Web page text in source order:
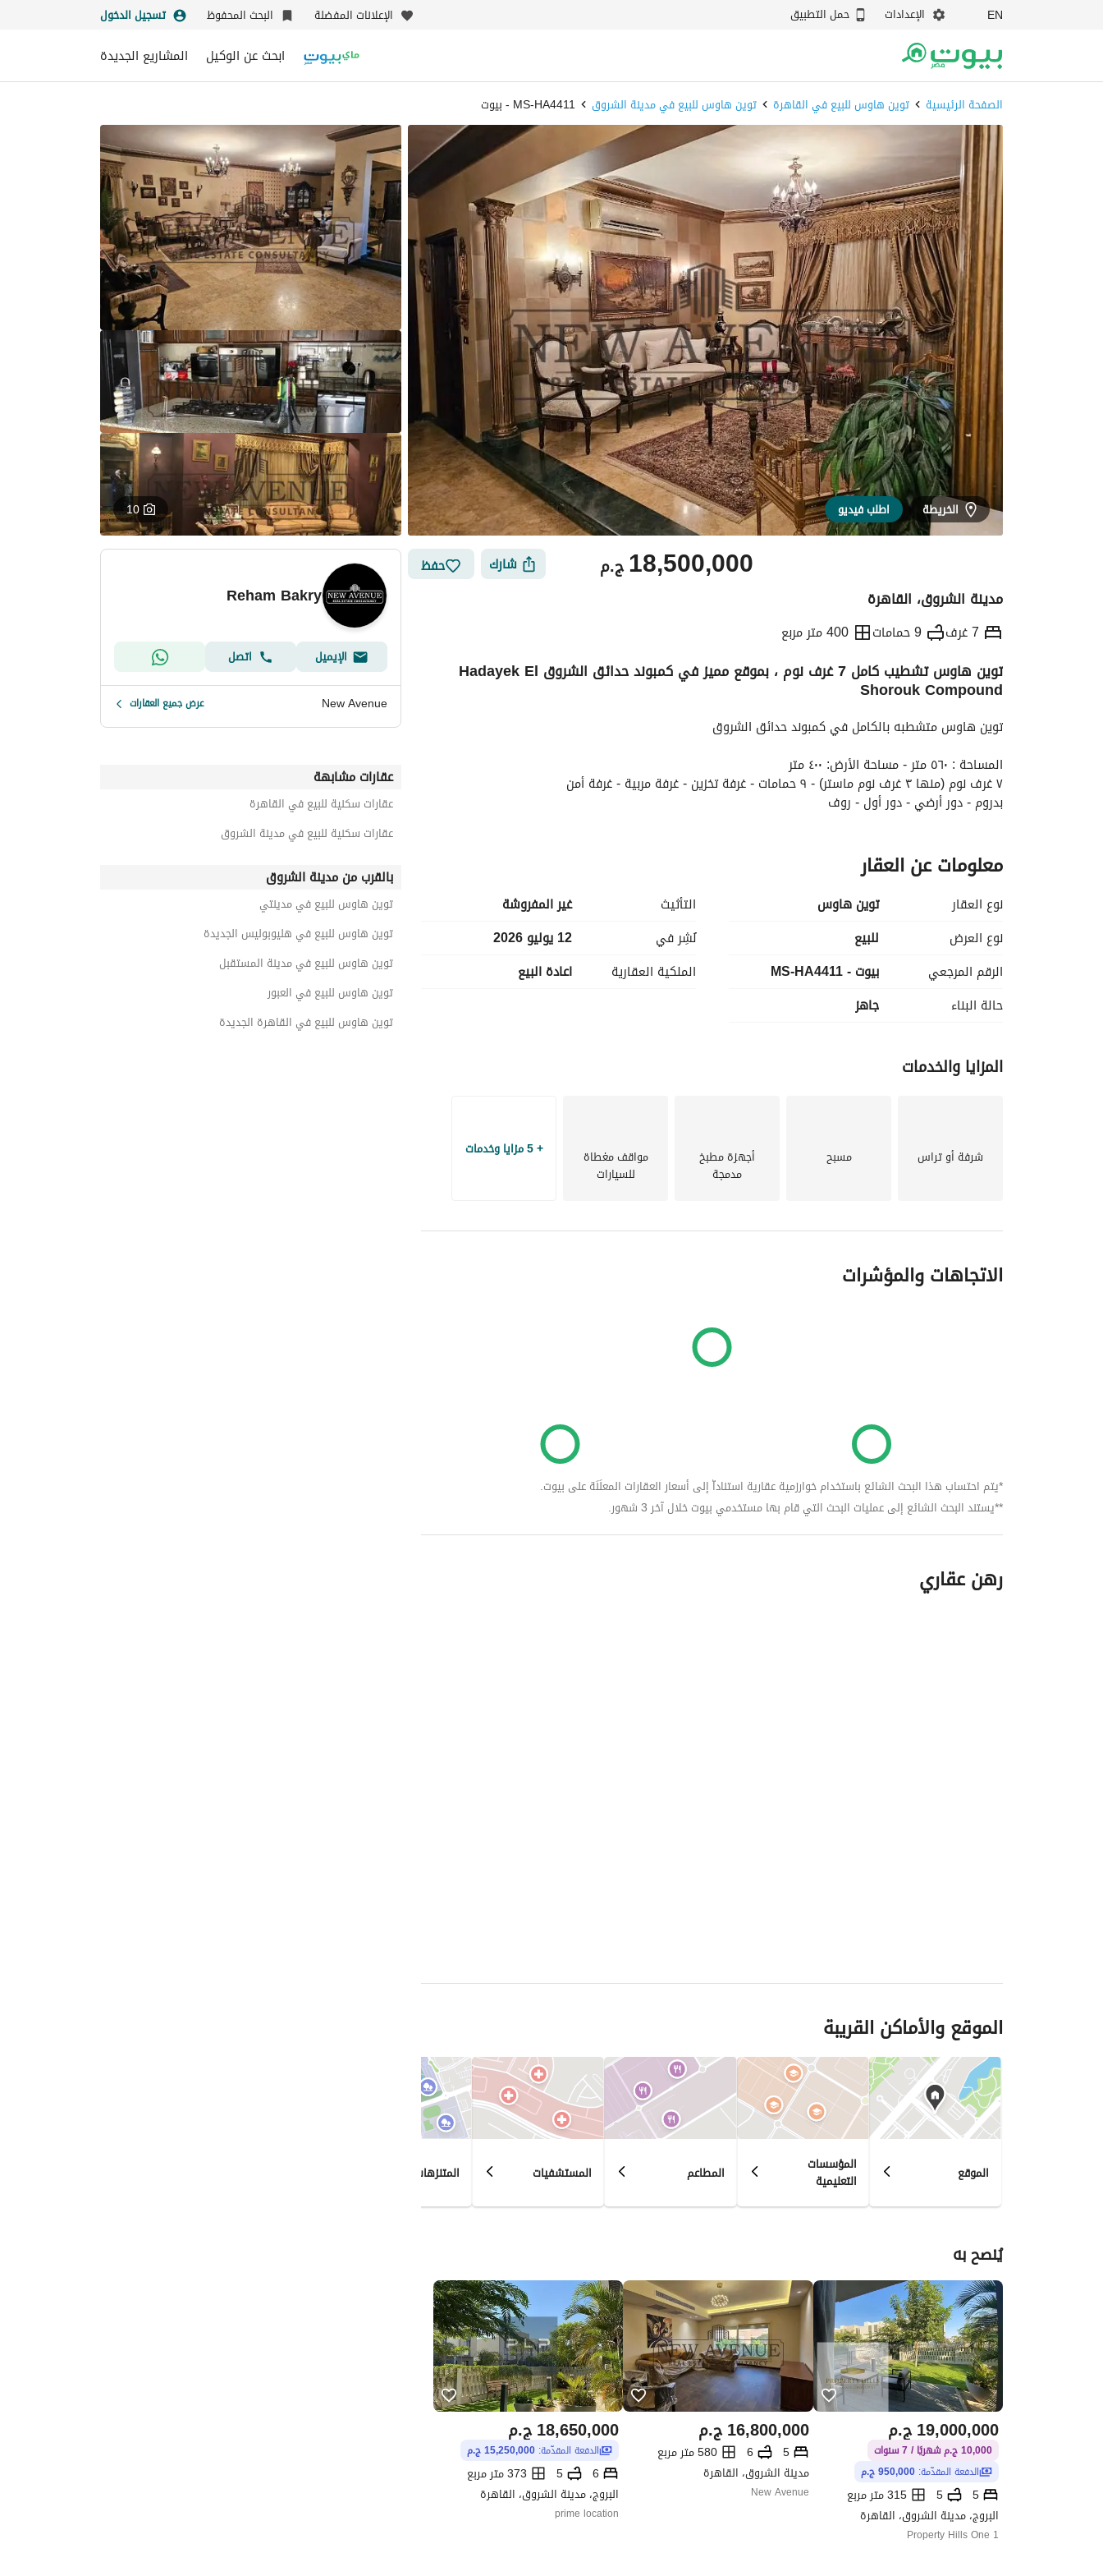
EN الإعدادات حمل التطبيق الإعلانات المفضلة البحث المحفوظ تسجيل الدخول
ابحث عن الوكيل المشاريع الجديدة
الصفحة الرئيسية توين هاوس للبيع في القاهرة توين هاوس للبيع في مدينة الشروق MS-HA4411 - بيوت
الخريطة اطلب فيديو 10
ج.م18,500,000 شارك حفظ
مدينة الشروق، القاهرة
7 غرف 9 حمامات 400 متر مربع
التفاصيل الاتجاهات والمؤشرات رهن عقاري الموقع والأماكن القريبة
توين هاوس تشطيب كامل 7 غرف نوم ، بموقع مميز في كمبوند حدائق الشروق Hadayek El
Shorouk Compound
توين هاوس متشطبه بالكامل في كمبوند حدائق الشروق
المساحة : ٥٦٠ متر - مساحة الأرض: ٤٠٠ متر
٧ غرف نوم (منها ٣ غرف نوم ماستر) - ٩ حمامات - غرفة تخزين - غرفة مربية - غرفة أمن
بدروم - دور أرضي - دور أول - روف
MS-HA
---------------------------------------------------------------------------------
معلومات عن العقار
نوع العقار
توين هاوس
نوع العرض
للبيع
الرقم المرجعي
بيوت - MS-HA4411
حالة البناء
جاهز
التأثيث
غير المفروشة
نُشِر في
12 يوليو 2026
الملكية العقارية
اعادة البيع
المزايا والخدمات
شرفة أو تراس مسبح أجهزة مطبخ
مدمجة
مواقف مغطاة
للسيارات
+ 5 مزايا وخدمات
الاتجاهات والمؤشرات
*يتم احتساب هذا البحث الشائع باستخدام خوارزمية عقارية استناداّ إلى أسعار العقارات المعلَنَة على بيوت.
**يستند البحث الشائع إلى عمليات البحث التي قام بها مستخدمي بيوت خلال آخر 3 شهور.
رهن عقاري
الموقع والأماكن القريبة
الموقع المؤسسات
التعليمية المطاعم المستشفيات المتنزهات
يُنصح به
ج.م19,000,000
10,000 ج.م شهريًا / 7 سنوات
الدفعة المقدّمة: 950,000 ج.م
5
5
315 متر مربع
البروج، مدينة الشروق، القاهرة
Property Hills One 1
ج.م16,800,000
5
6
580 متر مربع
مدينة الشروق، القاهرة
New Avenue
ج.م18,650,000
الدفعة المقدّمة: 15,250,000 ج.م
6
5
373 متر مربع
البروج، مدينة الشروق، القاهرة
prime location
Reham Bakry
الإيميل اتصل
New Avenue عرض جميع العقارات
عقارات مشابهة
عقارات سكنية للبيع في القاهرة
عقارات سكنية للبيع في مدينة الشروق
بالقرب من مدينة الشروق
توين هاوس للبيع في مدينتي
توين هاوس للبيع في هليوبوليس الجديدة
توين هاوس للبيع في مدينة المستقبل
توين هاوس للبيع في العبور
توين هاوس للبيع في القاهرة الجديدة